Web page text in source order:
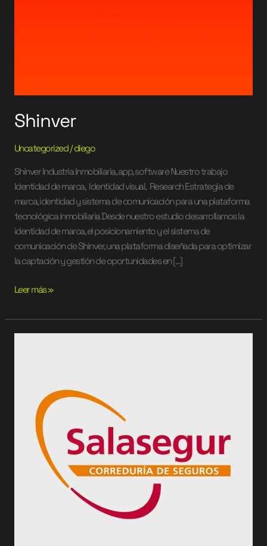
Shinver
Uncategorized/diego
Shinver Industria Inmobiliaria, app, software Nuestro trabajo
Identidad de marca, Identidad visual, Research Estrategia de
marca, identidad y sistema de comunicación para una plataforma
tecnológica inmobiliaria Desde nuestro estudio desarrollamos la
identidad de marca, el posicionamiento y el sistema de
comunicación de Shinver, una plataforma diseñada para optimizar
la captación y gestión de oportunidades en […]
Leer más »